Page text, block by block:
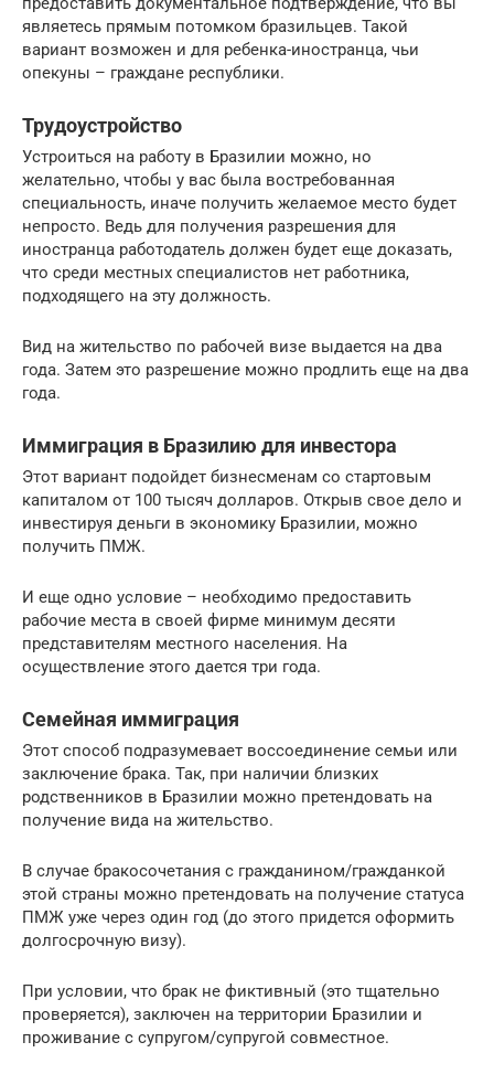
являетесь прямым потомком бразильцев. Такой
вариант возможен и для ребенка-иностранца, чьи
опекуны – граждане республики.
Трудоустройство
Устроиться на работу в Бразилии можно, но
желательно, чтобы у вас была востребованная
специальность, иначе получить желаемое место будет
непросто. Ведь для получения разрешения для
иностранца работодатель должен будет еще доказать,
что среди местных специалистов нет работника,
подходящего на эту должность.
Вид на жительство по рабочей визе выдается на два
года. Затем это разрешение можно продлить еще на два
года.
Иммиграция в Бразилию для инвестора
Этот вариант подойдет бизнесменам со стартовым
капиталом от 100 тысяч долларов. Открыв свое дело и
инвестируя деньги в экономику Бразилии, можно
получить ПМЖ.
И еще одно условие – необходимо предоставить
рабочие места в своей фирме минимум десяти
представителям местного населения. На
осуществление этого дается три года.
Семейная иммиграция
Этот способ подразумевает воссоединение семьи или
заключение брака. Так, при наличии близких
родственников в Бразилии можно претендовать на
получение вида на жительство.
В случае бракосочетания с гражданином/гражданкой
этой страны можно претендовать на получение статуса
ПМЖ уже через один год (до этого придется оформить
долгосрочную визу).
При условии, что брак не фиктивный (это тщательно
проверяется), заключен на территории Бразилии и
проживание с супругом/супругой совместное.